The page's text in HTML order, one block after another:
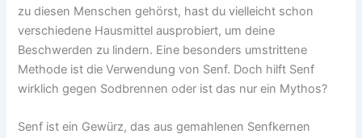
zu diesen Menschen gehörst, hast du vielleicht schon
verschiedene Hausmittel ausprobiert, um deine
Beschwerden zu lindern. Eine besonders umstrittene
Methode ist die Verwendung von Senf. Doch hilft Senf
wirklich gegen Sodbrennen oder ist das nur ein Mythos?
Senf ist ein Gewürz, das aus gemahlenen Senfkernen